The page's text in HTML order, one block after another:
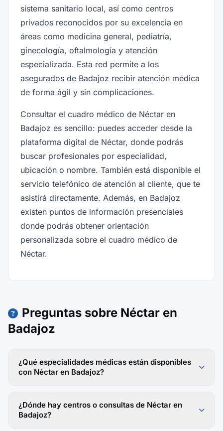
sistema sanitario local, así como centros
privados reconocidos por su excelencia en
áreas como medicina general, pediatría,
ginecología, oftalmología y atención
especializada. Esta red permite a los
asegurados de Badajoz recibir atención médica
de forma ágil y sin complicaciones.
Consultar el cuadro médico de Néctar en
Badajoz es sencillo: puedes acceder desde la
plataforma digital de Néctar, donde podrás
buscar profesionales por especialidad,
ubicación o nombre. También está disponible el
servicio telefónico de atención al cliente, que te
asistirá directamente. Además, en Badajoz
existen puntos de información presenciales
donde podrás obtener orientación
personalizada sobre el cuadro médico de
Néctar.
Preguntas sobre Néctar en
Badajoz
¿Qué especialidades médicas están disponibles
con Néctar en Badajoz?
¿Dónde hay centros o consultas de Néctar en
Badajoz?